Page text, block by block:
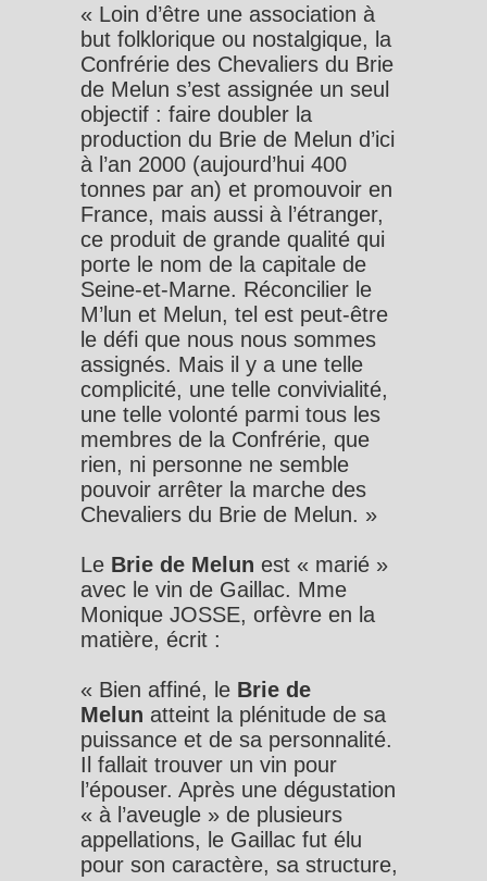
« Loin d’être une association à
but folklorique ou nostalgique, la
Confrérie des Chevaliers du Brie
de Melun s’est assignée un seul
objectif : faire doubler la
production du Brie de Melun d’ici
à l’an 2000 (aujourd’hui 400
tonnes par an) et promouvoir en
France, mais aussi à l’étranger,
ce produit de grande qualité qui
porte le nom de la capitale de
Seine-et-Marne. Réconcilier le
M’lun et Melun, tel est peut-être
le défi que nous nous sommes
assignés. Mais il y a une telle
complicité, une telle convivialité,
une telle volonté parmi tous les
membres de la Confrérie, que
rien, ni personne ne semble
pouvoir arrêter la marche des
Chevaliers du Brie de Melun. »
Le Brie de Melun est « marié »
avec le vin de Gaillac. Mme
Monique JOSSE, orfèvre en la
matière, écrit :
« Bien affiné, le Brie de
Melun atteint la plénitude de sa
puissance et de sa personnalité.
Il fallait trouver un vin pour
l’épouser. Après une dégustation
« à l’aveugle » de plusieurs
appellations, le Gaillac fut élu
pour son caractère, sa structure,